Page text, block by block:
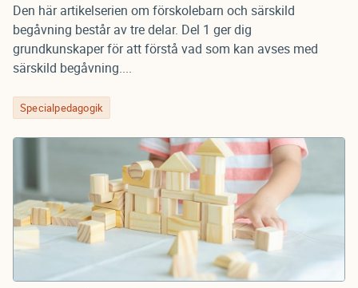
Den här artikelserien om förskolebarn och särskild
begåvning består av tre delar. Del 1 ger dig
grundkunskaper för att förstå vad som kan avses med
särskild begåvning....
Specialpedagogik